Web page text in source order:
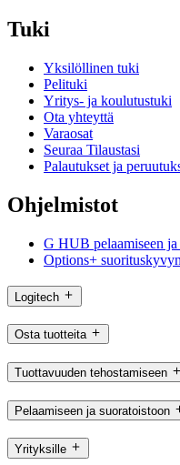
Tuki
Yksilöllinen tuki
Pelituki
Yritys- ja koulutustuki
Ota yhteyttä
Varaosat
Seuraa Tilaustasi
Palautukset ja
Ohjelmistot
G HUB pelaamiseen ja
Options+
Logitech
Osta tuotteita
Tuottavuuden tehostamiseen
Pelaamiseen ja suoratoistoon
Yrityksille